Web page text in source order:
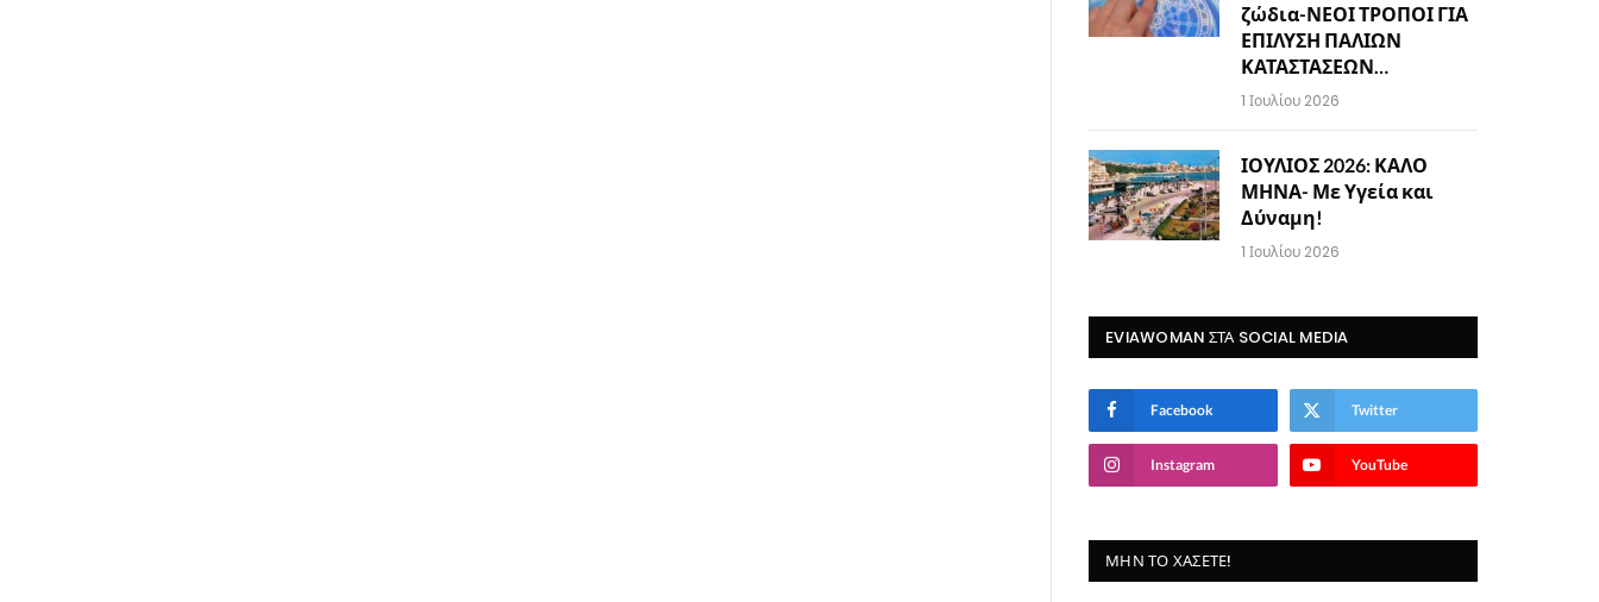
ζώδια-ΝΕΟΙ ΤΡΟΠΟΙ ΓΙΑ
ΕΠΙΛΥΣΗ ΠΑΛΙΩΝ
ΚΑΤΑΣΤΑΣΕΩΝ…
1 Ιουλίου 2026
ΙΟΥΛΙΟΣ 2026: ΚΑΛΟ
ΜΗΝΑ- Με Υγεία και
Δύναμη!
1 Ιουλίου 2026
EVIAWOMAN ΣΤΑ SOCIAL MEDIA
Facebook Twitter
Instagram YouTube
ΜΗΝ ΤΟ ΧΆΣΕΤΕ!